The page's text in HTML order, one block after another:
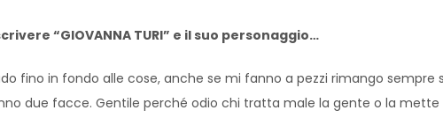
“GIOVANNA TURI” e il suo personaggio…
fino in fondo alle cose, anche se mi fanno a pezzi rimango sempre
due facce. Gentile perché odio chi tratta male la gente o la